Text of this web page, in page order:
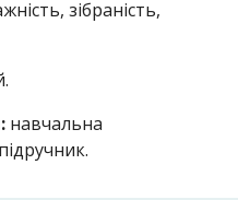
зібраність,
навчальна